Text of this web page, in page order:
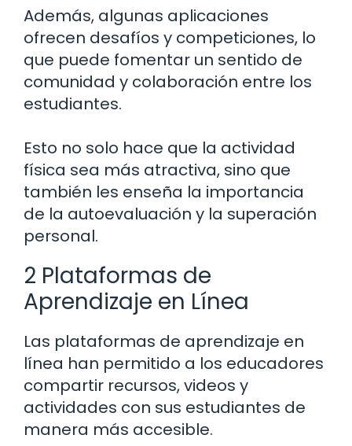
Además, algunas aplicaciones
ofrecen desafíos y competiciones, lo
que puede fomentar un sentido de
comunidad y colaboración entre los
estudiantes.
Esto no solo hace que la actividad
física sea más atractiva, sino que
también les enseña la importancia
de la autoevaluación y la superación
personal.
2 Plataformas de
Aprendizaje en Línea
Las plataformas de aprendizaje en
línea han permitido a los educadores
compartir recursos, videos y
actividades con sus estudiantes de
manera más accesible.